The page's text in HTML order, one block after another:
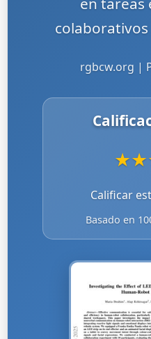
rgbcw.org |
★★
Calificar
Basado en